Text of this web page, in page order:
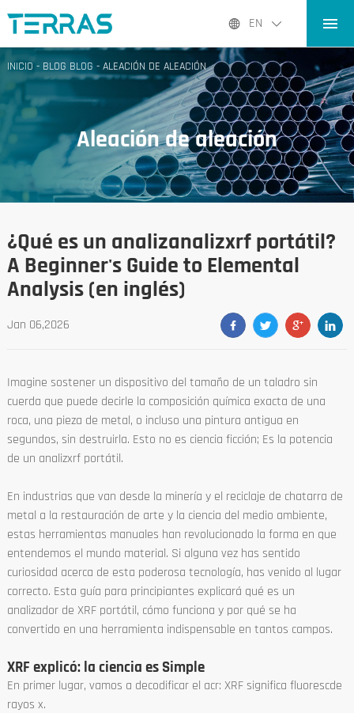
EN
INICIO
PRODUCTOS
APLICACIONES
BLOG BLOG
SOBRE NOSOTROS
CONTACTO CONTACTO
INICIO- BLOG BLOG - ALEACIÓN DE ALEACIÓN
Aleación de aleación
¿Qué es un analizanalizxrf portátil?
A Beginner's Guide to Elemental
Analysis (en inglés)
Jan 06,2026
Imagine sostener un dispositivo del tamaño de un taladro sin
cuerda que puede decirle la composición química exacta de una
roca, una pieza de metal, o incluso una pintura antigua en
segundos, sin destruirla. Esto no es ciencia ficción; Es la potencia
de un analizxrf portátil.
En industrias que van desde la minería y el reciclaje de chatarra de
metal a la restauración de arte y la ciencia del medio ambiente,
estas herramientas manuales han revolucionado la forma en que
entendemos el mundo material. Si alguna vez has sentido
curiosidad acerca de esta poderosa tecnología, has venido al lugar
correcto. Esta guía para principiantes explicará qué es un
analizador de XRF portátil, cómo funciona y por qué se ha
convertido en una herramienta indispensable en tantos campos.
XRF explicó: la ciencia es Simple
En primer lugar, vamos a decodificar el acr: XRF significa fluorescde
rayos x.